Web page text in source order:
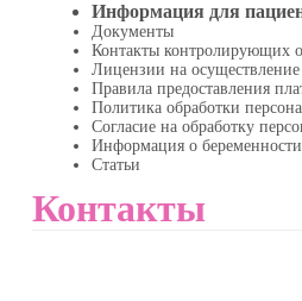
Информация для
Документы
Контакты контролирующих
Лицензии на осуществление
Правила предоставления
Политика обработки
Согласие на обработку
Информация о беременности
Статьи
Контакты